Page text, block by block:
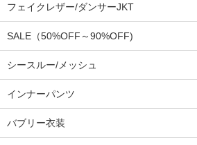
フェイクレザー/ダンサーJKT
SALE（50%OFF～90%OFF)
シースルー/メッシュ
インナーパンツ
バブリー衣装